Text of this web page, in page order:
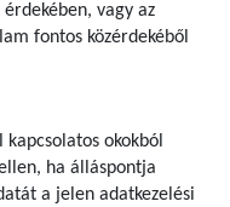
vagy az
fontos közérdekéből
okokból
ha álláspontja
a jelen adatkezelési